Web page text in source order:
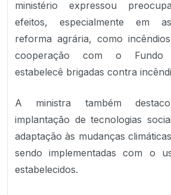
ministério expressou
efeitos, especialmente em
reforma agrária, como
cooperação com o Fundo
estabelecê brigadas contra
A ministra também
implantação de tecnologias
adaptação às mudanças
sendo implementadas com o
estabelecidos.